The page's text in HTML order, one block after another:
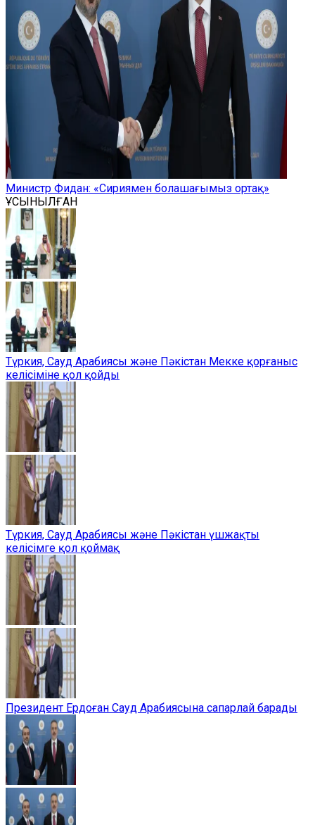
Министр Фидан: «Сириямен болашағымыз ортақ»
ҰСЫНЫЛҒАН
Түркия, Сауд Арабиясы және Пәкістан Мекке қорғаныс
келісіміне қол қойды
Түркия, Сауд Арабиясы және Пәкістан үшжақты
келісімге қол қоймақ
Президент Ердоған Сауд Арабиясына сапарлай барады